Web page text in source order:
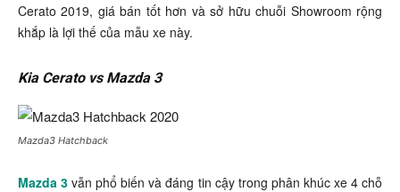
Cerato 2019, giá bán tốt hơn và sở hữu chuỗi Showroom rộng
khắp là lợi thế của mẫu xe này.
Kia Cerato vs Mazda 3
Mazda3 Hatchback
Mazda 3 vẫn phổ biến và đáng tin cậy trong phân khúc xe 4 chỗ